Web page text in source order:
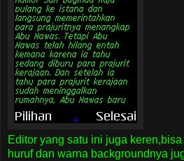
Editor yang satu ini juga
huruf dan warna backgroundnya